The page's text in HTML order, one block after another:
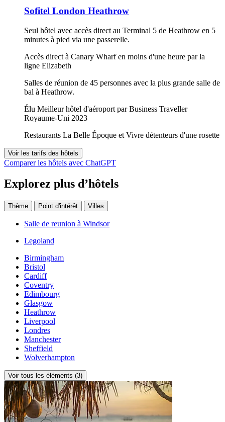
Sofitel London Heathrow
Seul hôtel avec accès direct au Terminal 5 de Heathrow en 5
minutes à pied via une passerelle.
Accès direct à Canary Wharf en moins d'une heure par la
ligne Elizabeth
Salles de réunion de 45 personnes avec la plus grande salle de
bal à Heathrow.
Élu Meilleur hôtel d'aéroport par Business Traveller
Royaume-Uni 2023
Restaurants La Belle Époque et Vivre détenteurs d'une rosette
Voir les tarifs des hôtels
Comparer les hôtels avec ChatGPT
Explorez plus d’hôtels
Thème Point d'intérêt Villes
Salle de reunion à Windsor
Legoland
Birmingham
Bristol
Cardiff
Coventry
Edimbourg
Glasgow
Heathrow
Liverpool
Londres
Manchester
Sheffield
Wolverhampton
Voir tous les éléments (3)